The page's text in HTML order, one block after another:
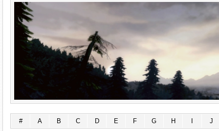
# A B C D E F G H J